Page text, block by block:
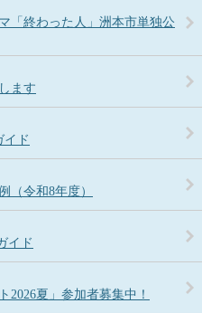
「終わった人」洲本市単独公
ます
ド
（令和8年度）
イド
2026夏」参加者募集中！